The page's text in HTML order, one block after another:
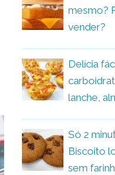
mesmo?
vender?
Delícia
lanche,
Só 2
Biscoito
sem